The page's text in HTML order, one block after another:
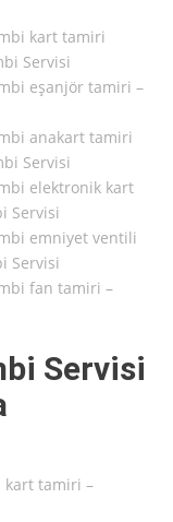
kart tamiri
Servisi
eşanjör tamiri –
anakart tamiri
Servisi
elektronik kart
Servisi
emniyet ventili
Servisi
fan tamiri –
Servisi
kart tamiri –